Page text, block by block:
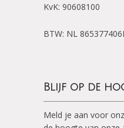
KvK: 90608100
BTW: NL
Blijf op de
Meld je aan voor